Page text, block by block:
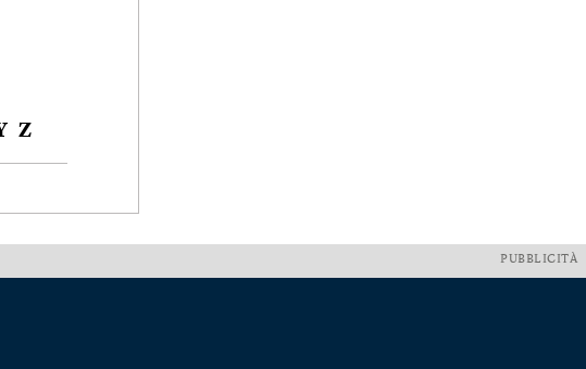
Z
PUBBLICITÀ